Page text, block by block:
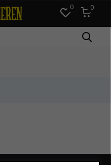
0 0